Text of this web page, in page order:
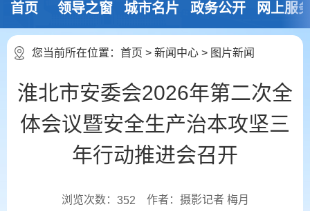
首页 领导之窗 城市名片 政务公开 网上服
您当前所在位置： 首页 > 新闻中心 > 图片新闻
淮北市安委会2026年第二次全
体会议暨安全生产治本攻坚三
年行动推进会召开
浏览次数： 352
作者：摄影记者 梅月